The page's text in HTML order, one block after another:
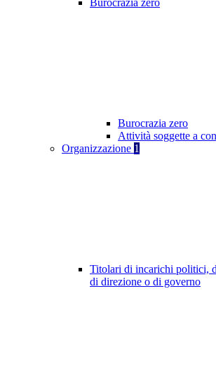
Burocrazia zero
Burocrazia zero
Attività soggette a
Organizzazione 1
Titolari di incarichi politici,
di direzione o di governo